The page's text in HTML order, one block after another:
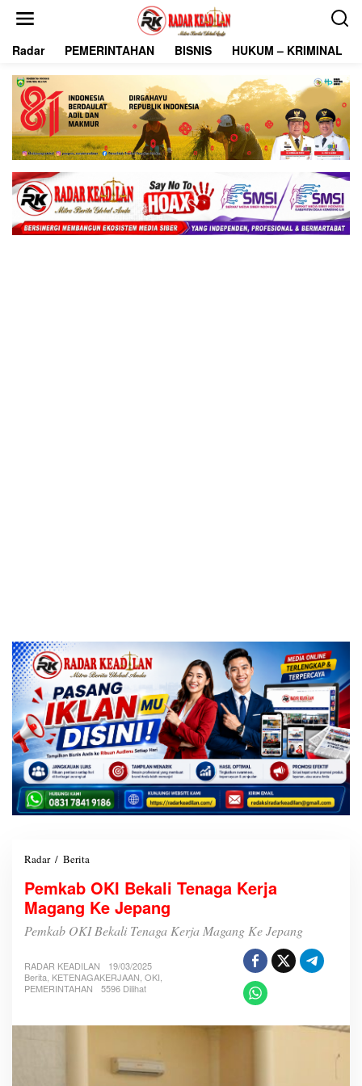
Radar PEMERINTAHAN BISNIS HUKUM – KRIMINAL
Radar / Berita
m
k
a
b
K
I
B
Pemkab OKI Bekali Tenaga Kerja
Magang Ke Jepang
Pemkab OKI Bekali Tenaga Kerja Magang Ke Jepang
RADAR KEADILAN
19/03/2025
Berita, KETENAGAKERJAAN, OKI,
PEMERINTAHAN
5596 Dilihat